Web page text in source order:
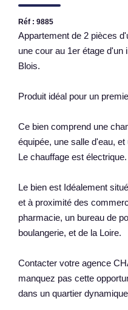
Réf : 9885
Appartement de 2 pièces
une cour au 1er étage
Blois.
Produit idéal pour un
Ce bien comprend une
équipée, une salle d'eau,
Le chauffage est électrique.
Le bien est Idéalement
et à proximité des
pharmacie, un bureau de
boulangerie, et de la Loire.
Contacter votre agence
manquez pas cette
dans un quartier